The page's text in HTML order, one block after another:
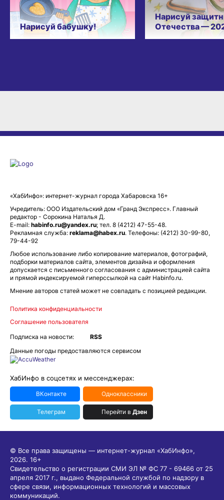
Нарисуй бабушку!
Нарисуй
Отечества —
«ХабИнфо»: интернет-журнал города Хабаровска 16+
Учредитель: ООО Издательский дом «Гранд Экспресс». Главный
редактор - Сорокина Наталья Д.
E-mail: habinfo.ru@yandex.ru; тел. 8 (4212) 47-55-48.
Рекламная служба: reklama@habex.ru. Телефоны: (4212) 30-99-80,
79-44-92
Любое использование либо копирование материалов, фотографий,
подборки материалов сайта, элементов дизайна и оформления
допускается с письменного согласования с администрацией сайта
и прямой индексируемой гиперссылкой на сайт Habinfo.ru.
Мнение авторов статей может не совпадать с позицией редакции.
Политика конфиденциальности
Соглашение пользователя
Подписка на новости:
RSS
Данные погоды предоставляются сервисом
ХабИнфо в соцсетях и мессенджерах:
ВКонтакте Одноклассники
Телеграм Перейти в Дзен
© Все права защищены — интернет-журнал «ХабИнфо»,
2026. 16+
Свидетельство о регистрации СМИ ЭЛ № ФС 77 - 69466 от 25
апреля 2017 г., выдано Федеральной службой по надзору в
сфере связи, информационных технологий и массовых
коммуникаций.